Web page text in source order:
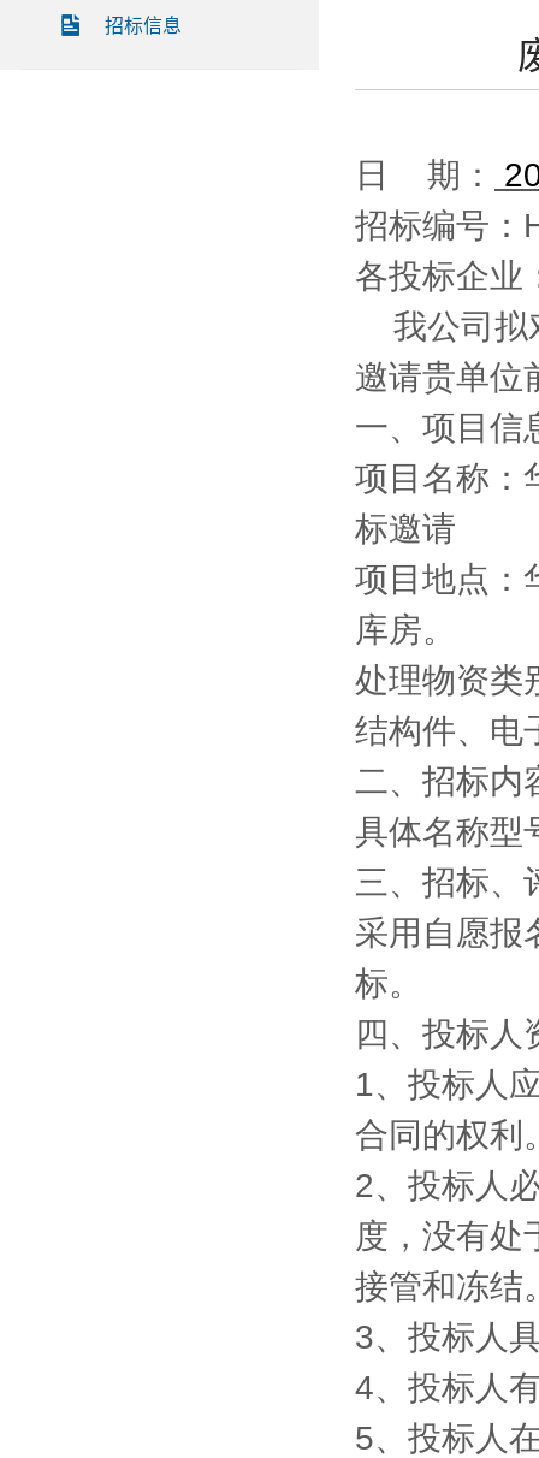
招标信息
日 期：
招标编号：
各投标企业
我公司拟
邀请贵单位
一、项目信
项目名称：
标邀请
项目地点：
库房。
处理物资类
结构件、电
二、招标内
具体名称型
三、招标、
采用自愿报
标。
四、投标人
1、投标人
合同的权利
2、投标人
度，没有处
接管和冻结
3、投标人
4、投标人
5、投标人